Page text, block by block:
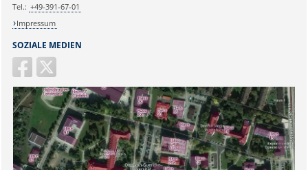
SOZIALE MEDIEN
Tel.: +49-391-67-01
Impressum